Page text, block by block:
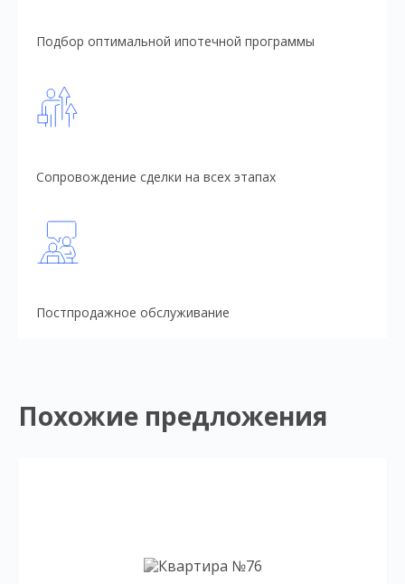
Подбор оптимальной ипотечной программы
Сопровождение сделки на всех этапах
Постпродажное обслуживание
Похожие предложения